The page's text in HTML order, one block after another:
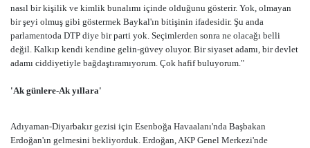
nasıl bir kişilik ve kimlik bunalımı içinde olduğunu gösterir. Yok, olmayan
bir şeyi olmuş gibi göstermek Baykal'ın bitişinin ifadesidir. Şu anda
parlamentoda DTP diye bir parti yok. Seçimlerden sonra ne olacağı belli
değil. Kalkıp kendi kendine gelin-güvey oluyor. Bir siyaset adamı, bir devlet
adamı ciddiyetiyle bağdaştıramıyorum. Çok hafif buluyorum."
'Ak günlere-Ak yıllara'
Adıyaman-Diyarbakır gezisi için Esenboğa Havaalanı'nda Başbakan
Erdoğan'ın gelmesini bekliyorduk. Erdoğan, AKP Genel Merkezi'nde